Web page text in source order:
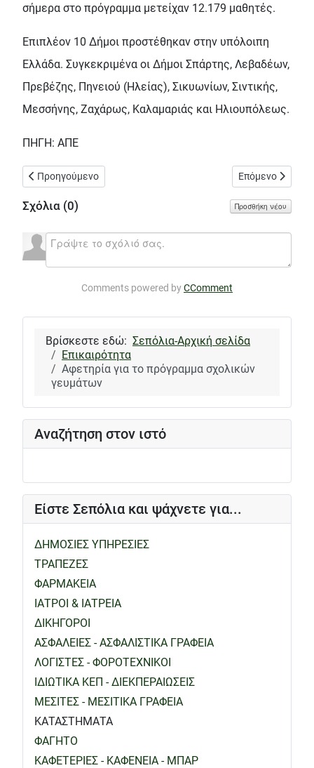
Αναζήτηση στον ιστό
Είστε Σεπόλια και ψάχνετε για...
ΔΗΜΟΣΙΕΣ ΥΠΗΡΕΣΙΕΣ
ΤΡΑΠΕΖΕΣ
ΦΑΡΜΑΚΕΙΑ
ΙΑΤΡΟΙ & ΙΑΤΡΕΙΑ
ΔΙΚΗΓΟΡΟΙ
ΑΣΦΑΛΕΙΕΣ - ΑΣΦΑΛΙΣΤΙΚΑ ΓΡΑΦΕΙΑ
ΛΟΓΙΣΤΕΣ - ΦΟΡΟΤΕΧΝΙΚΟΙ
ΙΔΙΩΤΙΚΑ ΚΕΠ - ΔΙΕΚΠΕΡΑΙΩΣΕΙΣ
ΜΕΣΙΤΕΣ - ΜΕΣΙΤΙΚΑ ΓΡΑΦΕΙΑ
ΚΑΤΑΣΤΗΜΑΤΑ
ΦΑΓΗΤΟ
ΚΑΦΕΤΕΡΙΕΣ - ΚΑΦΕΝΕΙΑ - ΜΠΑΡ
σήμερα στο πρόγραμμα μετείχαν 12.179 μαθητές.
Επιπλέον 10 Δήμοι προστέθηκαν στην υπόλοιπη
Ελλάδα. Συγκεκριμένα οι Δήμοι Σπάρτης, Λεβαδέων,
Πρεβέζης, Πηνειού (Ηλείας), Σικυωνίων, Σιντικής,
Μεσσήνης, Ζαχάρως, Καλαμαριάς και Ηλιουπόλεως.
ΠΗΓΗ: ΑΠΕ
Προηγούμενο άρθρο: Όλοι θα είμαστε εκεί - Δεν έχουμε πια
Προηγούμενο Επόμενο άρθρο:
Επόμενο
Σχόλια (0) Προσθήκη νέου
Comments powered byCComment
Βρίσκεστε εδώ: Σεπόλια-Αρχική σελίδα
Επικαιρότητα
Αφετηρία για το πρόγραμμα σχολικών
γευμάτων